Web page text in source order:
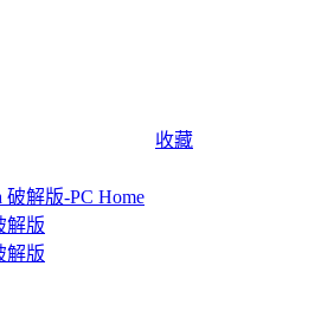
收藏
解版
解版